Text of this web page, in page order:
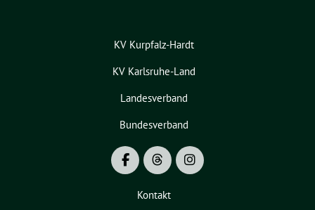
KV Kurpfalz-Hardt
KV Karlsruhe-Land
Landesverband
Bundesverband
Kontakt